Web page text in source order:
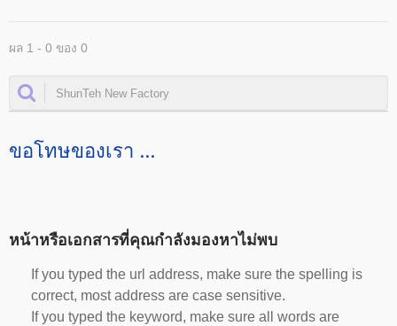
ผล 1 - 0 ของ 0
ขอโทษของเรา ...
หน้าหรือเอกสารที่คุณกำลังมองหาไม่พบ
If you typed the url address, make sure the spelling is
correct, most address are case sensitive.
If you typed the keyword, make sure all words are